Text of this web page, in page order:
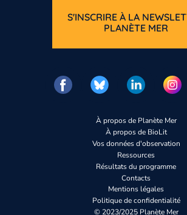
À propos de Planète Mer
À propos de BioLit
Vos données d'observation
Ressources
Résultats du programme
Contacts
Mentions légales
Politique de confidentialité
© 2023/2025 Planète Mer
S'INSCRIRE À LA
PLANÈTE MER